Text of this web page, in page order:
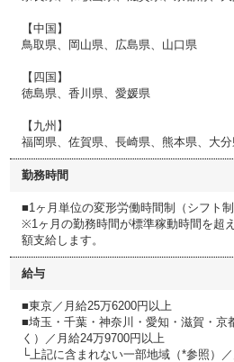
【中国】
鳥取県、岡山県、広島県、山口県
【四国】
徳島県、香川県、愛媛県
【九州】
福岡県、佐賀県、長崎県、熊本県、大
勤務時間
■1ヶ月単位の変形労働時間制（シフト制
※1ヶ月の勤務時間が標準稼動時間を超
額支給します。
給与
■東京／月給25万6200円以上
■埼玉・千葉・神奈川・愛知・滋賀・京
く）／月給24万9700円以上
└上記に含まれない一部地域（*参照）